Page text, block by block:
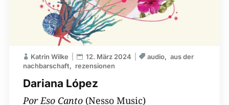
Dariana López
Katrin Wilke 12. März 2024 audio
aus der
nachbarschaft
rezensionen
Por Eso Canto (Nesso Music)